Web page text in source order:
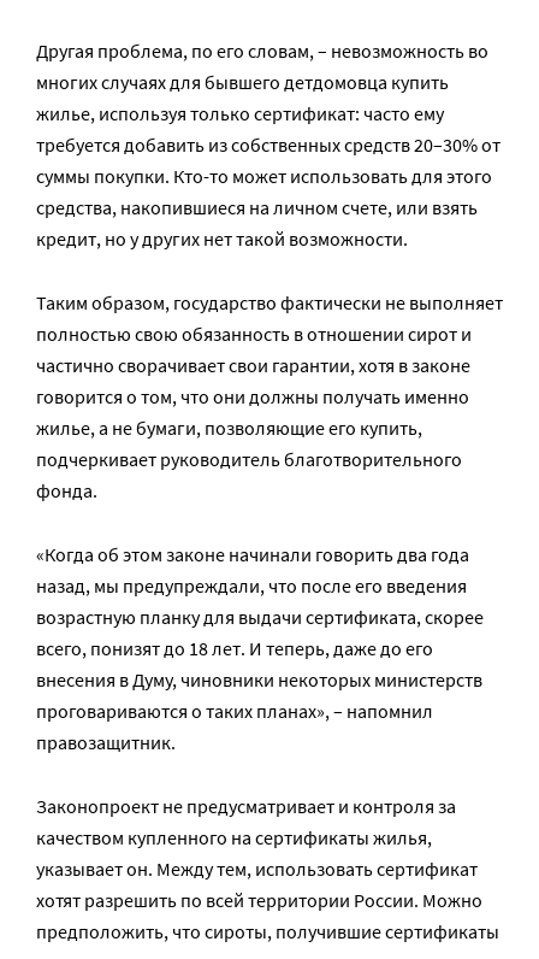
Другая проблема, по его словам, – невозможность во
многих случаях для бывшего детдомовца купить
жилье, используя только сертификат: часто ему
требуется добавить из собственных средств 20–30% от
суммы покупки. Кто-то может использовать для этого
средства, накопившиеся на личном счете, или взять
кредит, но у других нет такой возможности.
Таким образом, государство фактически не выполняет
полностью свою обязанность в отношении сирот и
частично сворачивает свои гарантии, хотя в законе
говорится о том, что они должны получать именно
жилье, а не бумаги, позволяющие его купить,
подчеркивает руководитель благотворительного
фонда.
«Когда об этом законе начинали говорить два года
назад, мы предупреждали, что после его введения
возрастную планку для выдачи сертификата, скорее
всего, понизят до 18 лет. И теперь, даже до его
внесения в Думу, чиновники некоторых министерств
проговариваются о таких планах», – напомнил
правозащитник.
Законопроект не предусматривает и контроля за
качеством купленного на сертификаты жилья,
указывает он. Между тем, использовать сертификат
хотят разрешить по всей территории России. Можно
предположить, что сироты, получившие сертификаты